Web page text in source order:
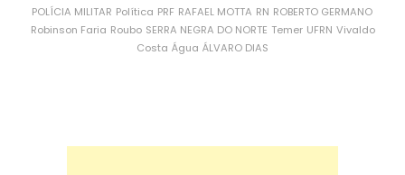
POLÍCIA MILITAR Política PRF RAFAEL MOTTA RN ROBERTO GERMANO
Robinson Faria Roubo SERRA NEGRA DO NORTE Temer UFRN Vivaldo
Costa Água ÁLVARO DIAS